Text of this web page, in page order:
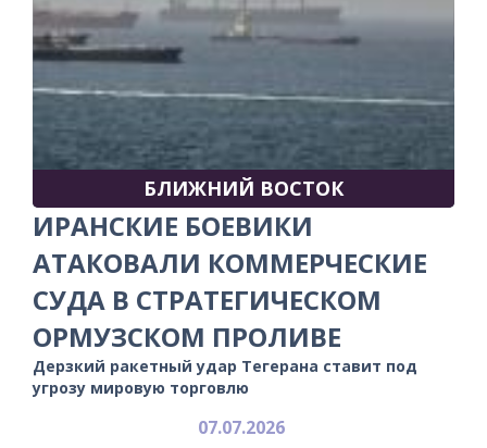
БЛИЖНИЙ ВОСТОК
ИРАНСКИЕ БОЕВИКИ
АТАКОВАЛИ КОММЕРЧЕСКИЕ
СУДА В СТРАТЕГИЧЕСКОМ
ОРМУЗСКОМ ПРОЛИВЕ
Дерзкий ракетный удар Тегерана ставит под
угрозу мировую торговлю
07.07.2026